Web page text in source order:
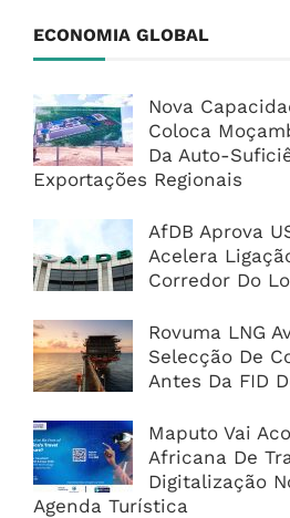
ECONOMIA GLOBAL
Nova
Coloca
Da Auto-
Exportações Regionais
AfDB Aprova
Acelera
Corredor Do
Rovuma LNG
Selecção De
Antes Da FID
Maputo Vai
Africana De
Digitalização
Agenda Turística